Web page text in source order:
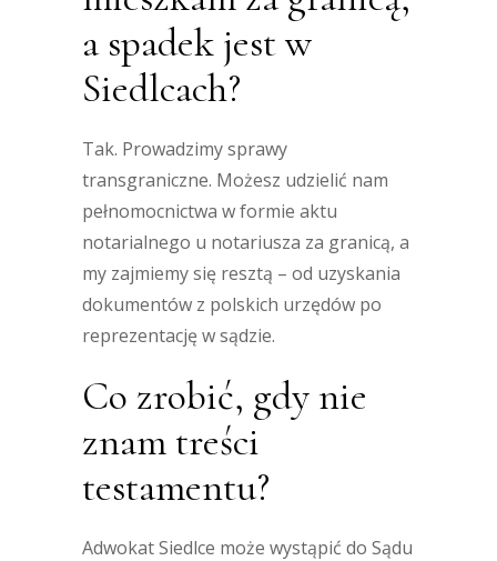
a spadek jest w
Siedlcach?
Tak. Prowadzimy sprawy
transgraniczne. Możesz udzielić nam
pełnomocnictwa w formie aktu
notarialnego u notariusza za granicą, a
my zajmiemy się resztą – od uzyskania
dokumentów z polskich urzędów po
reprezentację w sądzie.
Co zrobić, gdy nie
znam treści
testamentu?
Adwokat Siedlce może wystąpić do Sądu